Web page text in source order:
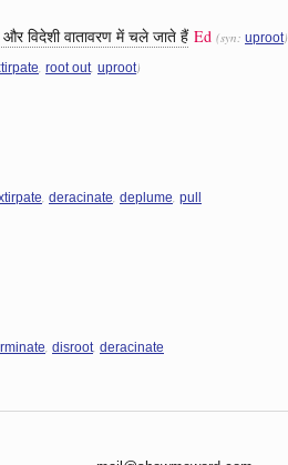
विदेशी वातावरण में चले जाते हैं Ed (syn: uproot)
, root out, uproot)
, deracinate, deplume, pull
, disroot, deracinate